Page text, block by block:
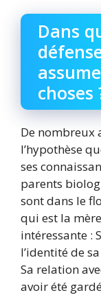
Dans
choses
De nombreux
l’hypothèse
ses
parents
sont dans le
qui est la
intéressante :
l’identité de
Sa relation
avoir été